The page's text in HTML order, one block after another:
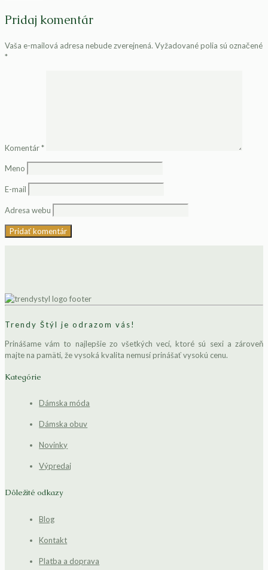
Pridaj komentár
Vaša e-mailová adresa nebude zverejnená. Vyžadované polia sú označené
*
Komentár*
Meno
E-mail
Adresa webu
Trendy Štýl je odrazom vás!
Prinášame vám to najlepšie zo všetkých vecí, ktoré sú sexi a zároveň
majte na pamäti, že vysoká kvalita nemusí prinášať vysokú cenu.
Kategórie
Dámska móda
Dámska obuv
Novinky
Výpredaj
Dôležité odkazy
Blog
Kontakt
Platba a doprava